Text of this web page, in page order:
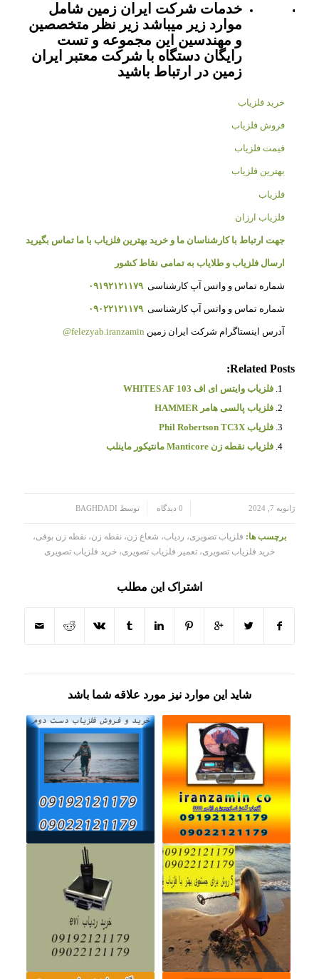
خدمات شرکت ایران زمین شامل
موارد زیر میباشد زیر نظر متخصصین
و مهندسین این مجموعه و تست
رایگان دستگاه با شرکت معتبر ایران
زمین در ارتباط باشید
خرید فلزیاب
فروش فلزیاب
قیمت فلزیاب
بهترین فلزیاب
فلزیاب
فلزیاب ارزان
جهت ارتباط با کارشناسان ما و خرید بهترین فلزیاب با ما تماس بگیرید
ارسال فلزیاب و طلایاب به تمامی نقاط کشور
شماره تماس و واتس آپ کارشناسی ۰۹۱۹۲۱۲۱۱۷۹
شماره تماس و واتس آپ کارشناسی ۰۹۰۲۲۱۲۱۱۷۹
آدرس اینستاگرام شرکت ایران زمین felezyab.iranzamin@
Related Posts:
فلزیاب وایتس ای اف WHITES AF 103
فلزیاب پالسی هامر HAMMER
فلزیاب Phil Robertson TC3X
فلزیاب نقطه زن Manticore مانتیکور ماینلب
ژانویه 7, 2024 0 دیدگاه توسط BAGHDADI
برچسب ها: فلزیاب تصویری، ردیاب، شعاع زن، نقطه زن، نقطه زن بوقی،
خرید فلزیاب تصویری، تعمیر فلزیاب تصویری، خرید فلزیاب تصویری
اشتراک این مطلب
شاید این موارد نیز مورد علاقه شما باشد